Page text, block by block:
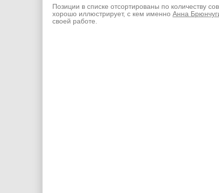
Позиции в списке отсортированы по количеству
хорошо иллюстрирует, с кем именно Анна
своей работе.